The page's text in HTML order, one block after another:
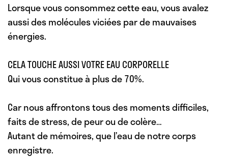
Lorsque vous consommez cette eau, vous avalez
aussi des molécules viciées par de mauvaises
énergies.
CELA TOUCHE AUSSI VOTRE EAU CORPORELLE
Qui vous constitue à plus de 70%.
Car nous affrontons tous des moments difficiles,
faits de stress, de peur ou de colère…
Autant de mémoires, que l’eau de notre corps
enregistre.